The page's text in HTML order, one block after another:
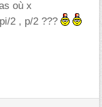
où x
2 , p/2 ???